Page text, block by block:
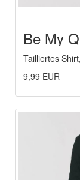
Be My
Tailliertes
9,99 EUR